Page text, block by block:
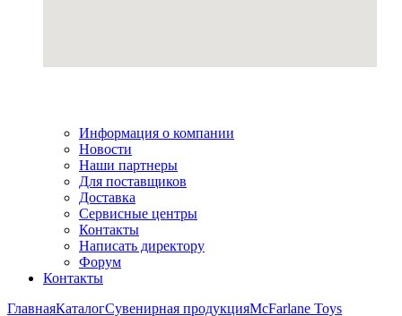
Информация о компании
Новости
Наши партнеры
Для поставщиков
Доставка
Сервисные центры
Контакты
Написать директору
Форум
Контакты
ГлавнаяКаталогСувенирная продукцияMcFarlane Toys